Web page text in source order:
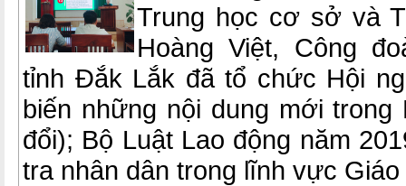
Trung học cơ sở và
Hoàng Việt, Công
tỉnh Đắk Lắk đã tổ chức Hội
biến những nội dung mới
đổi); Bộ Luật Lao động năm
tra nhân dân trong lĩnh vực